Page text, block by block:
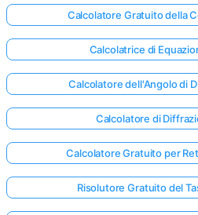
Calcolatore Gratuito della
Calcolatrice di
Calcolatore dell'Angolo di
Calcolatore di
Calcolatore Gratuito per
Risolutore Gratuito del